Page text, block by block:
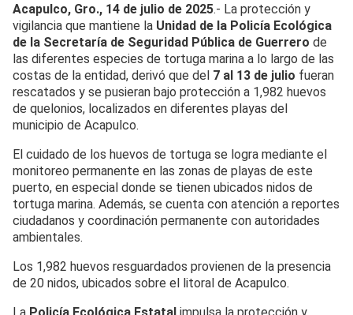
Acapulco, Gro., 14 de julio de 2025.- La protección y
vigilancia que mantiene la Unidad de la Policía Ecológica
de la Secretaría de Seguridad Pública de Guerrero de
las diferentes especies de tortuga marina a lo largo de las
costas de la entidad, derivó que del 7 al 13 de julio fueran
rescatados y se pusieran bajo protección a 1,982 huevos
de quelonios, localizados en diferentes playas del
municipio de Acapulco.
El cuidado de los huevos de tortuga se logra mediante el
monitoreo permanente en las zonas de playas de este
puerto, en especial donde se tienen ubicados nidos de
tortuga marina. Además, se cuenta con atención a reportes
ciudadanos y coordinación permanente con autoridades
ambientales.
Los 1,982 huevos resguardados provienen de la presencia
de 20 nidos, ubicados sobre el litoral de Acapulco.
La Policía Ecológica Estatal impulsa la protección y